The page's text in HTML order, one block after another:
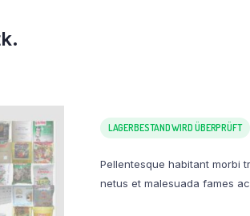
LAGERBESTAND WIRD ÜBERPRÜFT
Pellentesque habitant morbi
netus et malesuada fames